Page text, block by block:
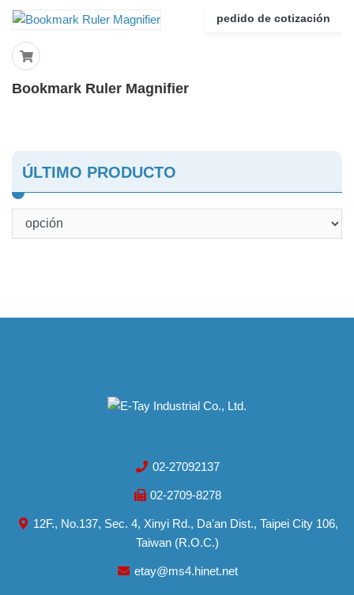
ÚLTIMO PRODUCTO
pedido de cotización
Bookmark Ruler Magnifier
02-27092137
02-2709-8278
12F., No.137, Sec. 4, Xinyi Rd., Da'an Dist., Taipei City 106,
Taiwan (R.O.C.)
etay@ms4.hinet.net